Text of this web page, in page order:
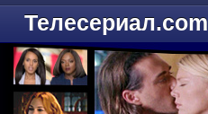
Телесериал.com